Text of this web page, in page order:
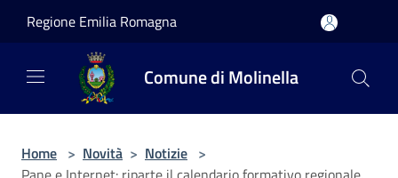
Regione Emilia Romagna
Comune di Molinella
Home > Novità > Notizie >